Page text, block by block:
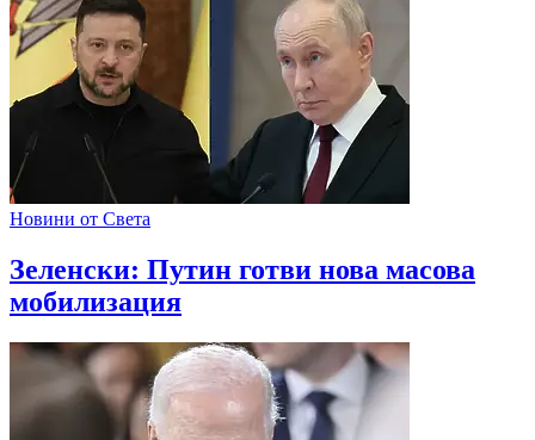
Новини от Света
Зеленски: Путин готви нова масова
мобилизация